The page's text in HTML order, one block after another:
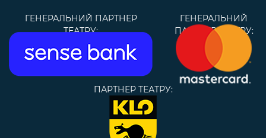
ГЕНЕРАЛЬНИЙ ПАРТНЕР
ТЕАТРУ:
ГЕНЕРАЛЬНИЙ
ПАРТНЕР ТЕАТРУ:
ПАРТНЕР ТЕАТРУ: